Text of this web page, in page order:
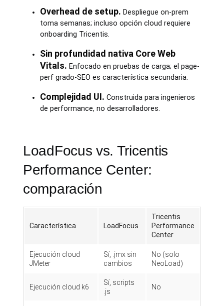
Overhead de setup. Despliegue on-prem
toma semanas; incluso opción cloud requiere
onboarding Tricentis.
Sin profundidad nativa Core Web
Vitals. Enfocado en pruebas de carga; el page-
perf grado-SEO es característica secundaria.
Complejidad UI. Construida para ingenieros
de performance, no desarrolladores.
LoadFocus vs. Tricentis
Performance Center:
comparación
Característica LoadFocus
Tricentis
Performance
Center
Ejecución cloud
JMeter
Sí, .jmx sin
cambios
No (solo
NeoLoad)
Ejecución cloud k6
Sí, scripts
.js
No